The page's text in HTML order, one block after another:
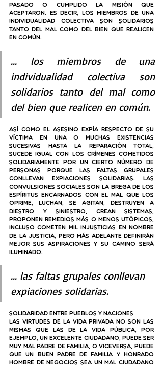
pasado o cumplido la misión que
aceptaron. Es decir, los miembros de una
individualidad colectiva son solidarios
tanto del mal como del bien que realicen
en común.
... los miembros de una
individualidad colectiva son
solidarios tanto del mal como
del bien que realicen en común.
Así como el asesino expía respecto de su
víctima en una o muchas existencias
sucesivas hasta la reparación total,
sucede igual con los crímenes cometidos
solidariamente por un cierto número de
personas porque las faltas grupales
conllevan expiaciones solidarias. Las
convulsiones sociales son la brega de los
Espíritus encarnados con el mal que los
oprime, luchan, se agitan, destruyen a
diestro y siniestro, crean sistemas,
proponen remedios más o menos utópicos,
incluso cometen mil injusticias en nombre
de la justicia, pero más adelante definirán
mejor sus aspiraciones y su camino será
iluminado.
... las faltas grupales conllevan
expiaciones solidarias.
Solidaridad entre pueblos y naciones
Las virtudes de la vida privada no son las
mismas que las de la vida pública, por
ejemplo, un excelente ciudadano, puede ser
muy mal padre de familia, o viceversa, puede
que un buen padre de familia y honrado
hombre de negocios sea un mal ciudadano